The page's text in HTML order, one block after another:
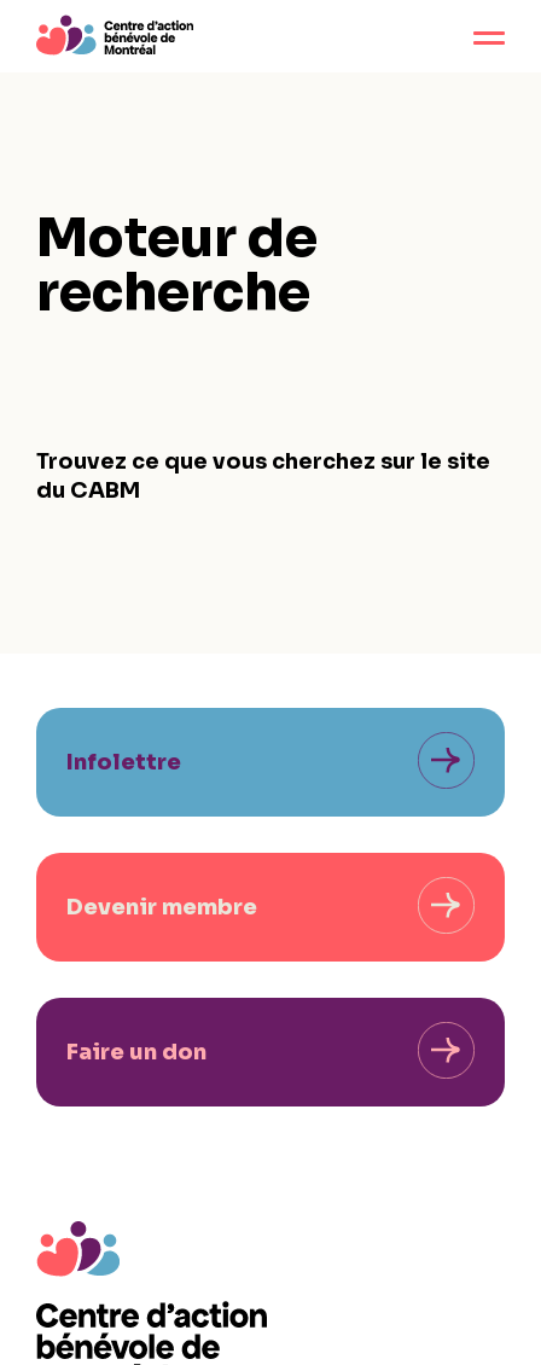
Moteur de
recherche
Trouvez ce que vous cherchez sur le site
du CABM
Infolettre
Devenir membre
Faire un don